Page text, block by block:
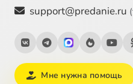
support@predanie.ru
Мне нужна помощь